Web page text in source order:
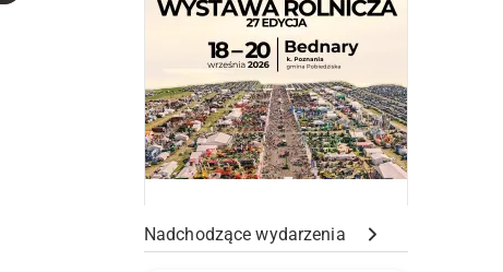
Nadchodzące wydarzenia